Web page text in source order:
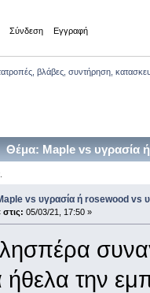
Σύνδεση Εγγραφή
βλάβες, συντήρηση,
Θέμα: Maple vs υγρασία
vs υγρασία ή rosewood vs
στις: 05/03/21, 17:50 »
την